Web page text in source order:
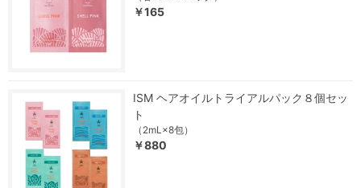
￥165
ISM ヘアオイルトライアルパック８個セッ
ト
（2mL×8包）
￥880